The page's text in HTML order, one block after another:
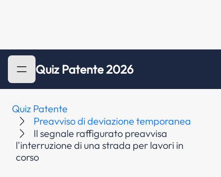
Quiz Patente 2026
Quiz Patente
Preavviso di deviazione temporanea
Il segnale raffigurato preavvisa
l'interruzione di una strada per lavori in
corso